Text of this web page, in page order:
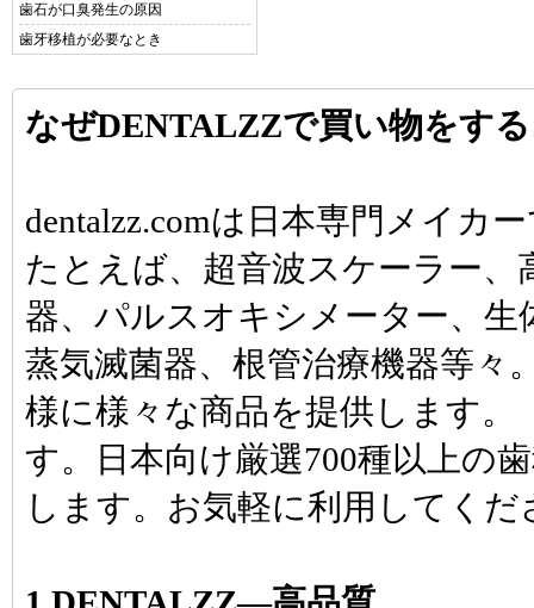
歯石が口臭発生の原因
歯牙移植が必要なとき
なぜDENTALZZで買い物をす
dentalzz.comは日本専門メイカ
たとえば、超音波スケーラー
器、パルスオキシメーター、
蒸気滅菌器、根管治療機器等々
様に様々な商品を提供します。
す。日本向け厳選700種以上の
します。お気軽に利用してくだ